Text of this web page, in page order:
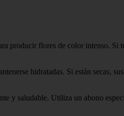
producir flores de color intenso. Si
hidratadas. Si están secas,
y saludable. Utiliza un abono